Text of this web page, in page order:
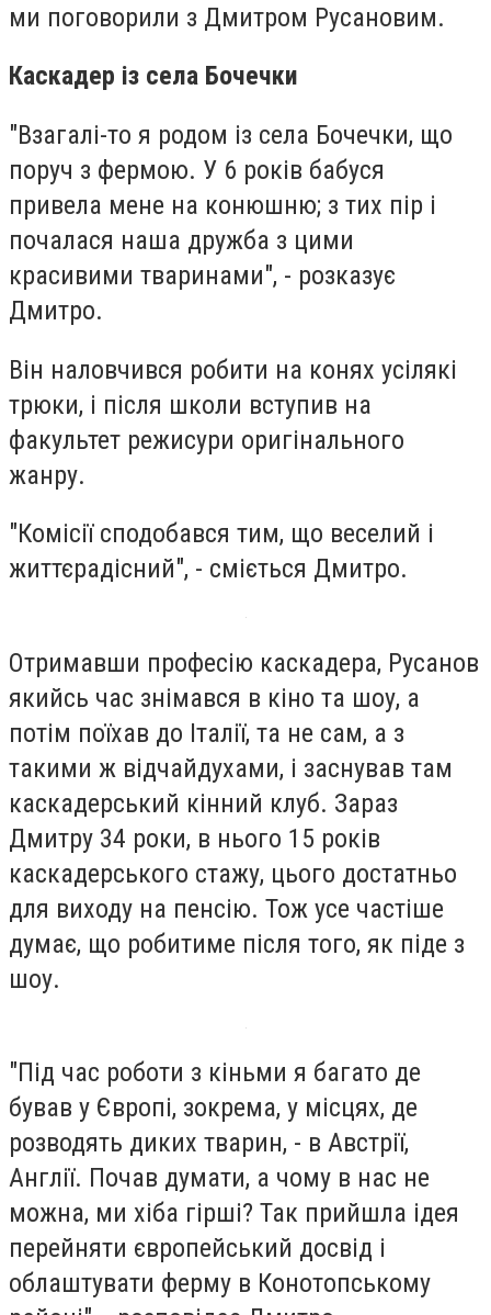
ми поговорили з Дмитром Русановим.
Каскадер із села Бочечки
"Взагалі-то я родом із села Бочечки, що
поруч з фермою. У 6 років бабуся
привела мене на конюшню; з тих пір і
почалася наша дружба з цими
красивими тваринами", - розказує
Дмитро.
Він наловчився робити на конях усілякі
трюки, і після школи вступив на
факультет режисури оригінального
жанру.
"Комісії сподобався тим, що веселий і
життєрадісний", - сміється Дмитро.
Отримавши професію каскадера, Русанов
якийсь час знімався в кіно та шоу, а
потім поїхав до Італії, та не сам, а з
такими ж відчайдухами, і заснував там
каскадерський кінний клуб. Зараз
Дмитру 34 роки, в нього 15 років
каскадерського стажу, цього достатньо
для виходу на пенсію. Тож усе частіше
думає, що робитиме після того, як піде з
шоу.
"Під час роботи з кіньми я багато де
бував у Європі, зокрема, у місцях, де
розводять диких тварин, - в Австрії,
Англії. Почав думати, а чому в нас не
можна, ми хіба гірші? Так прийшла ідея
перейняти європейський досвід і
облаштувати ферму в Конотопському